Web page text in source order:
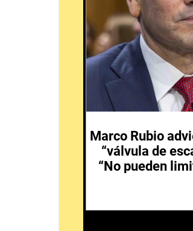
Marco Rubio
“válvula de
“No pueden